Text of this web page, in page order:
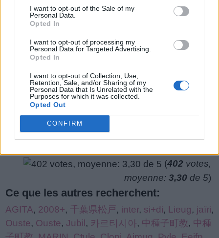
I want to opt-out of the Sale of my
Personal Data.
Opted In
I want to opt-out of processing my
Personal Data for Targeted Advertising.
Opted In
I want to opt-out of Collection, Use,
Retention, Sale, and/or Sharing of my
Personal Data that Is Unrelated with the
Purposes for which it was collected.
Opted Out
CONFIRM
lettres
puzzle:
Sélectionnez votre puzzle:
Niveau 4761
Des lettres: AISNCN
Niveau 6641
Des lettres: AISNCN
(402 votes,
moyenne: 3,30 de 5)
Ce que les autres recherchent:
AGITA, 2008+, 千葉県松戸, inter, si+di, Lieug, jaïri,
Ouste, Ouste, Jubil, 카르티시아, 中種子町教, 中種